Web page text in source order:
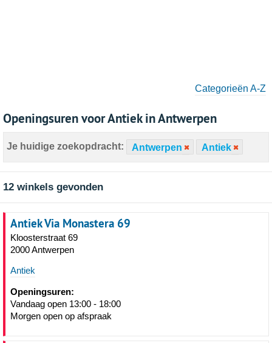
Categorieën A-Z
Openingsuren voor Antiek in Antwerpen
Je huidige zoekopdracht: Antwerpen Antiek
12 winkels gevonden
Antiek Via Monastera 69
Kloosterstraat 69
2000 Antwerpen
Antiek
Openingsuren:
Vandaag open 13:00 - 18:00
Morgen open op afspraak